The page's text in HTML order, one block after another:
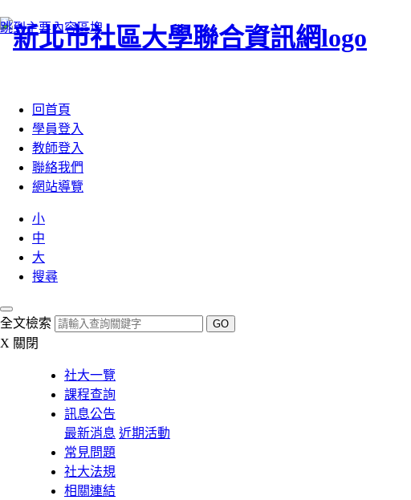
跳到主要內容區塊
回首頁
學員登入
教師登入
聯絡我們
網站導覽
小
中
大
搜尋
全文檢索 GO
X 關閉
社大一覽
課程查詢
訊息公告
最新消息 近期活動
常見問題
社大法規
相關連結